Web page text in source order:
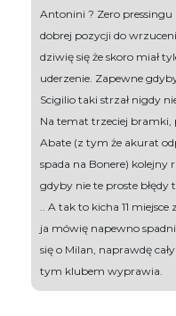
Antonini ? Zero
dobrej pozycji do
dziwię się że skoro miał
uderzenie. Zapewne
Scigilio taki strzał nigdy
Na temat trzeciej bramki,
Abate (z tym że akurat
spada na Bonere) kolejny
gdyby nie te proste
.. A tak to kicha 11
ja mówię napewno
się o Milan, naprawdę
tym klubem wyprawia.